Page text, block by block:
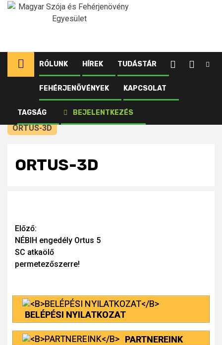
Ugrás
RÓLUNK HÍREK TUDÁSTÁR
FEHÉRJENÖVÉNYEK KAPCSOLAT
TAGSÁG BEJELENTKEZÉS
Kezdőlap
Újdonságok
permetezőszerre!
ORTUS-3D
ORTUS-3D
Continue
Reading
Előző:
NÉBIH engedély Ortus 5
SC atkaölő
permetezőszerre!
BELÉPÉSI NYILATKOZAT
PARTNEREINK